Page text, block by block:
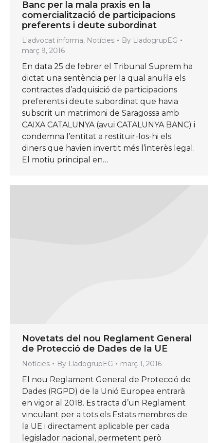
Banc per la mala praxis en la
comercialització de participacions
preferents i deute subordinat
L'advocat informa, Notícies By LladogrupEG
març 9, 2016
En data 25 de febrer el Tribunal Suprem ha
dictat una sentència per la qual anul·la els
contractes d’adquisició de participacions
preferents i deute subordinat que havia
subscrit un matrimoni de Saragossa amb
CAIXA CATALUNYA (avui CATALUNYA BANC) i
condemna l’entitat a restituir-los-hi els
diners que havien invertit més l’interès legal.
El motiu principal en…
Novetats del nou Reglament General
de Protecció de Dades de la UE
Notícies By LladogrupEG març 1, 2016
El nou Reglament General de Protecció de
Dades (RGPD) de la Unió Europea entrarà
en vigor al 2018. Es tracta d’un Reglament
vinculant per a tots els Estats membres de
la UE i directament aplicable per cada
legislador nacional, permetent però